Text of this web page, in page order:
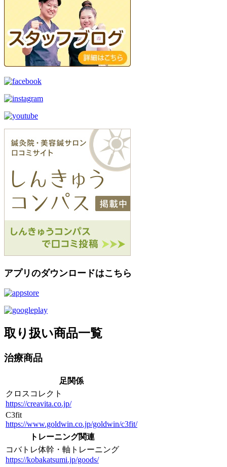
アプリのダウンロードはこちら
取り扱い商品一覧
治療商品
足関係
クロスコレクト
https://creavita.co.jp/
C3fit
https://www.goldwin.co.jp/goldwin/c3fit/
トレーニング関連
コバトレ体幹・軸トレーニング
https://kobakatsumi.jp/goods/